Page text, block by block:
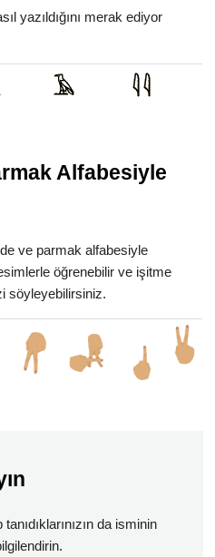
yazıldığını merak ediyor
Alfabesiyle
ve parmak alfabesiyle
öğrenebilir ve işitme
söyleyebilirsiniz.
da isminin